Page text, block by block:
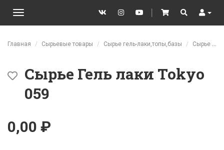
InstagramYouTubeCart SearchUser
Toggle
navigation
Главная Сырьевые товары Сырье гель-лаки,топы,базы Сырье Гель лаки Tokyo
Сырье Гель лаки Tokyo
059
0,00 ₽